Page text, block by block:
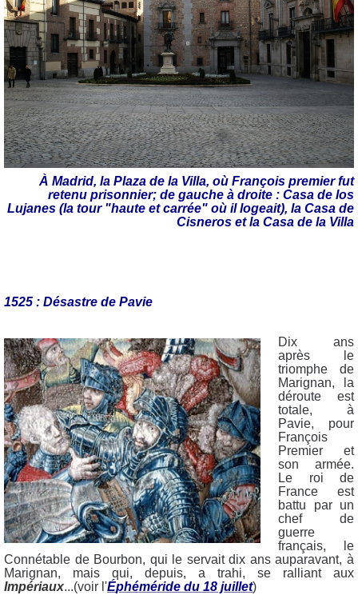
À Madrid, la Plaza de la Villa, où François premier fut
retenu prisonnier; de gauche à droite : Casa de los
Lujanes (la tour "haute et carrée" où il logeait), la Casa de
Cisneros et la Casa de la Villa
1525 : Désastre de Pavie
Dix ans
après le
triomphe de
Marignan, la
déroute est
totale, à
Pavie, pour
François
Premier et
son armée.
Le roi de
France est
battu par un
chef de
guerre
français, le
Connétable de Bourbon, qui le servait dix ans auparavant, à
Marignan, mais qui, depuis, a trahi, se ralliant aux
Impériaux...(voir l'Éphéméride du 18 juillet)